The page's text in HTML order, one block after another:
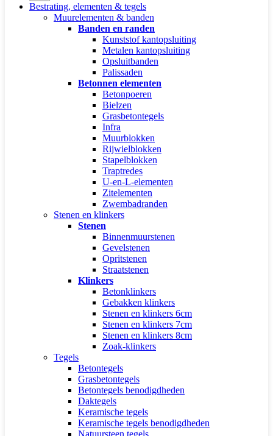
Bestrating, elementen & tegels
Muurelementen & banden
Banden en randen
Kunststof kantopsluiting
Metalen kantopsluiting
Opsluitbanden
Palissaden
Betonnen elementen
Betonpoeren
Bielzen
Grasbetontegels
Infra
Muurblokken
Rijwielblokken
Stapelblokken
Traptredes
U-en-L-elementen
Zitelementen
Zwembadranden
Stenen en klinkers
Stenen
Binnenmuurstenen
Gevelstenen
Opritstenen
Straatstenen
Klinkers
Betonklinkers
Gebakken klinkers
Stenen en klinkers 6cm
Stenen en klinkers 7cm
Stenen en klinkers 8cm
Zoak-klinkers
Tegels
Betontegels
Grasbetontegels
Betontegels benodigdheden
Daktegels
Keramische tegels
Keramische tegels benodigdheden
Natuursteen tegels